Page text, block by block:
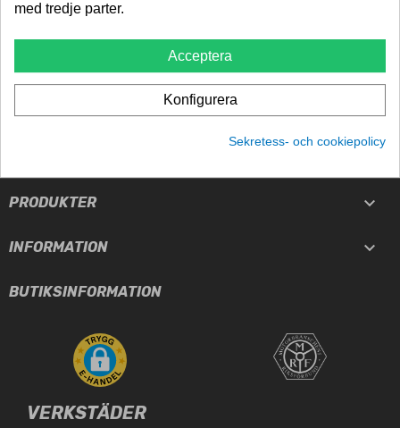
Billigast i norden
TRYGGHET
5-års garanti
PRODUKTER 
INFORMATION 
BUTIKSINFORMATION
VERKSTÄDER
med tredje parter.
Acceptera
Konfigurera
Sekretess- och cookiepolicy